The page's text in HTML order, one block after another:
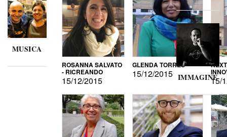
MUSICA
ROSANNA SALVATO
- RICREANDO
15/12/2015
GLENDA TORRES
15/12/2015
15/
IMMAGINE